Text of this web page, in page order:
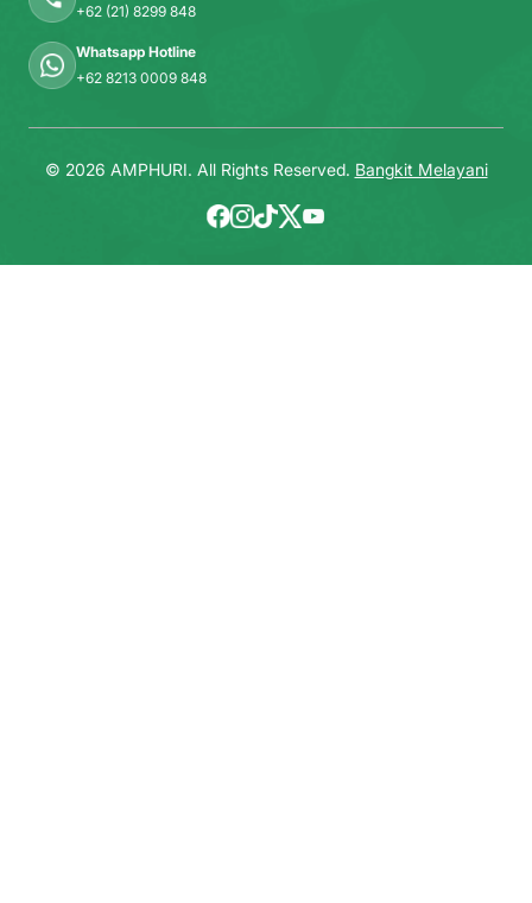
+62 (21) 8299 848
Whatsapp Hotline
+62 8213 0009 848
© 2026 AMPHURI. All Rights Reserved. Bangkit Melayani